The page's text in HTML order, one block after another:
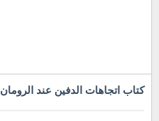
کتاب اتجاهات الدفين عند الرومان